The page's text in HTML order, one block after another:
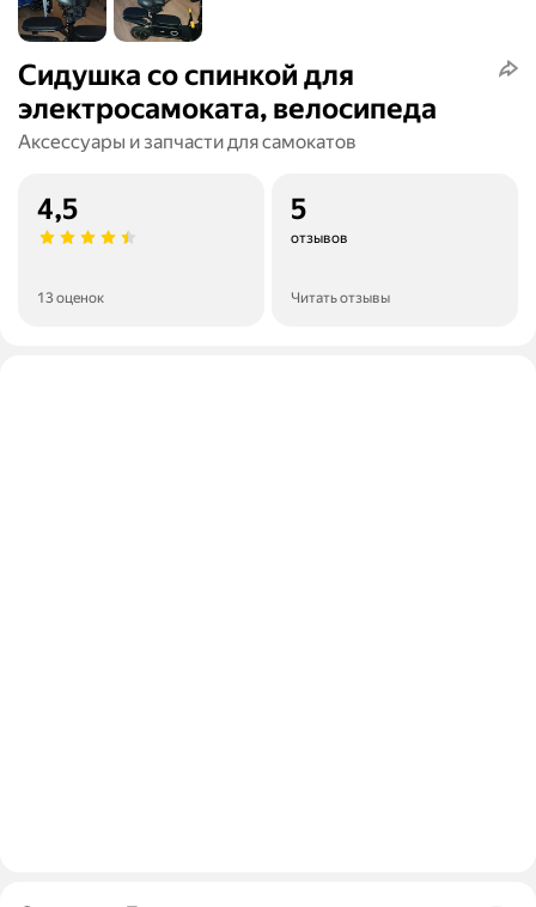
Сидушка со спинкой для
электросамоката, велосипеда
Аксессуары и запчасти для самокатов
4,5
13 оценок
5
отзывов
Читать отзывы